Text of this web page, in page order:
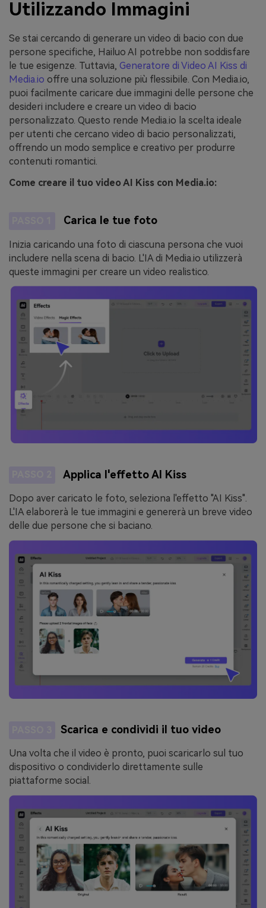
Utilizzando Immagini
Se stai cercando di generare un video di bacio con due
persone specifiche, Hailuo AI potrebbe non soddisfare
le tue esigenze. Tuttavia, Generatore di Video AI Kiss di
Media.io offre una soluzione più flessibile. Con Media.io,
puoi facilmente caricare due immagini delle persone che
desideri includere e creare un video di bacio
personalizzato. Questo rende Media.io la scelta ideale
per utenti che cercano video di bacio personalizzati,
offrendo un modo semplice e creativo per produrre
contenuti romantici.
Come creare il tuo video AI Kiss con Media.io:
Carica le tue foto
Inizia caricando una foto di ciascuna persona che vuoi
includere nella scena di bacio. L'IA di Media.io utilizzerà
queste immagini per creare un video realistico.
Applica l'effetto AI Kiss
Dopo aver caricato le foto, seleziona l'effetto "AI Kiss".
L'IA elaborerà le tue immagini e genererà un breve video
delle due persone che si baciano.
Scarica e condividi il tuo video
Una volta che il video è pronto, puoi scaricarlo sul tuo
dispositivo o condividerlo direttamente sulle
piattaforme social.